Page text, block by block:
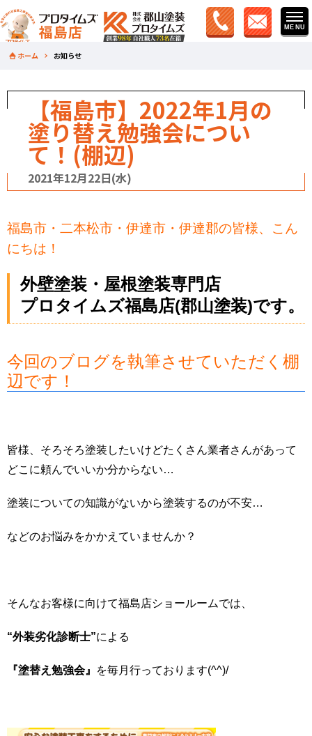
ホーム お知らせ
【福島市】2022年1月の
塗り替え勉強会につい
て！(棚辺)
2021年12月22日(水)
福島市・二本松市・伊達市・伊達郡の皆様、こん
にちは！
外壁塗装・屋根塗装専門店
プロタイムズ福島店(郡山塗装)です。
今回のブログを執筆させていただく棚
辺です！
皆様、そろそろ塗装したいけどたくさん業者さんがあって
どこに頼んでいいか分からない…
塗装についての知識がないから塗装するのが不安…
などのお悩みをかかえていませんか？
そんなお客様に向けて福島店ショールームでは、
“外装劣化診断士”による
『塗替え勉強会』 を毎月行っております(^^)/